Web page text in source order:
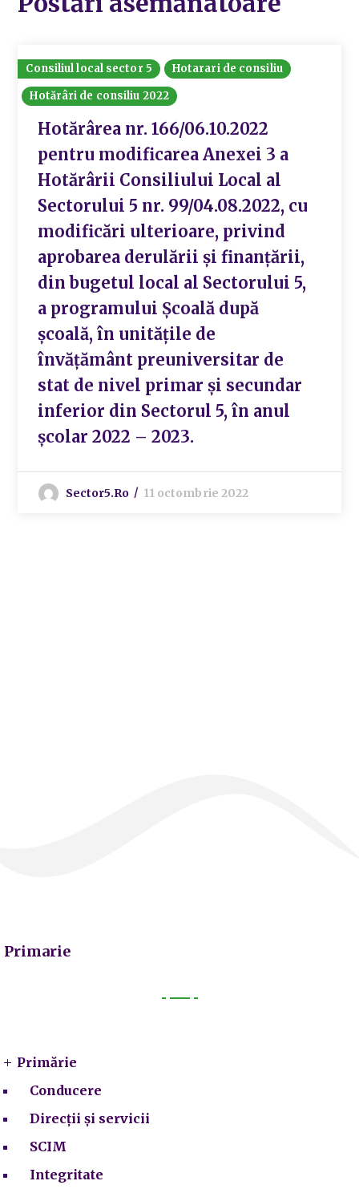
Consiliul local sector 5
Hotarari de consiliu
Hotărâri de consiliu 2022
Hotărârea nr. 166/06.10.2022
pentru modificarea Anexei 3 a
Hotărârii Consiliului Local al
Sectorului 5 nr. 99/04.08.2022, cu
modificări ulterioare, privind
aprobarea derulării și finanțării,
din bugetul local al Sectorului 5,
a programului Școală după
școală, în unitățile de
învățământ preuniversitar de
stat de nivel primar și secundar
inferior din Sectorul 5, în anul
școlar 2022 – 2023.
Sector5.ro 11 octombrie 2022
Primarie
Primărie
Conducere
Direcții și servicii
SCIM
Integritate